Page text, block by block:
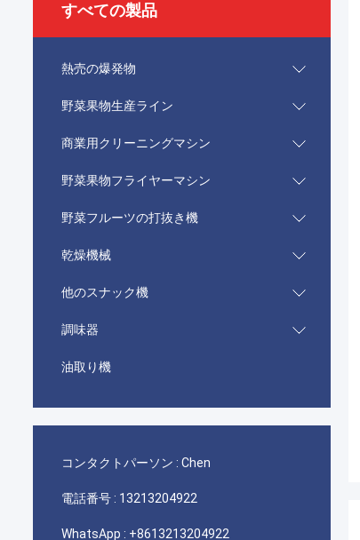
すべての製品
熱売の爆発物
野菜果物生産ライン
商業用クリーニングマシン
野菜果物フライヤーマシン
野菜フルーツの打抜き機
乾燥機械
他のスナック機
調味器
油取り機
コンタクトパーソン : Chen
電話番号 : 13213204922
WhatsApp : +8613213204922